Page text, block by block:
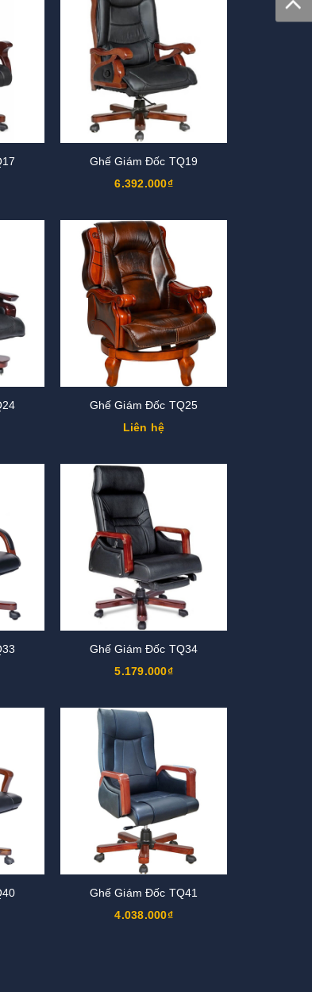
Ghế Giám Đốc TQ19
6.392.000₫
Ghế Giám Đốc TQ25
Liên hệ
Ghế Giám Đốc TQ34
5.179.000₫
Ghế Giám Đốc TQ41
4.038.000₫